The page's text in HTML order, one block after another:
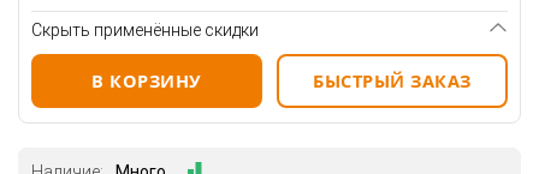
Скрыть применённые скидки
В КОРЗИНУ БЫСТРЫЙ ЗАКАЗ